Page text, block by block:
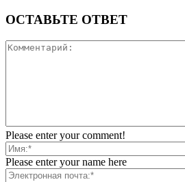
ОСТАВЬТЕ ОТВЕТ
Please enter your comment!
Please enter your name here